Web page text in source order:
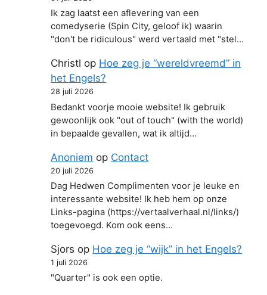
Ik zag laatst een aflevering van een
comedyserie (Spin City, geloof ik) waarin
"don't be ridiculous" werd vertaald met "stel…
Christl op Hoe zeg je “wereldvreemd” in
het Engels?
28 juli 2026
Bedankt voorje mooie website! Ik gebruik
gewoonlijk ook "out of touch" (with the world)
in bepaalde gevallen, wat ik altijd…
Anoniem op Contact
20 juli 2026
Dag Hedwen Complimenten voor je leuke en
interessante website! Ik heb hem op onze
Links-pagina (https://vertaalverhaal.nl/links/)
toegevoegd. Kom ook eens…
Sjors op Hoe zeg je “wijk” in het Engels?
1 juli 2026
"Quarter" is ook een optie.